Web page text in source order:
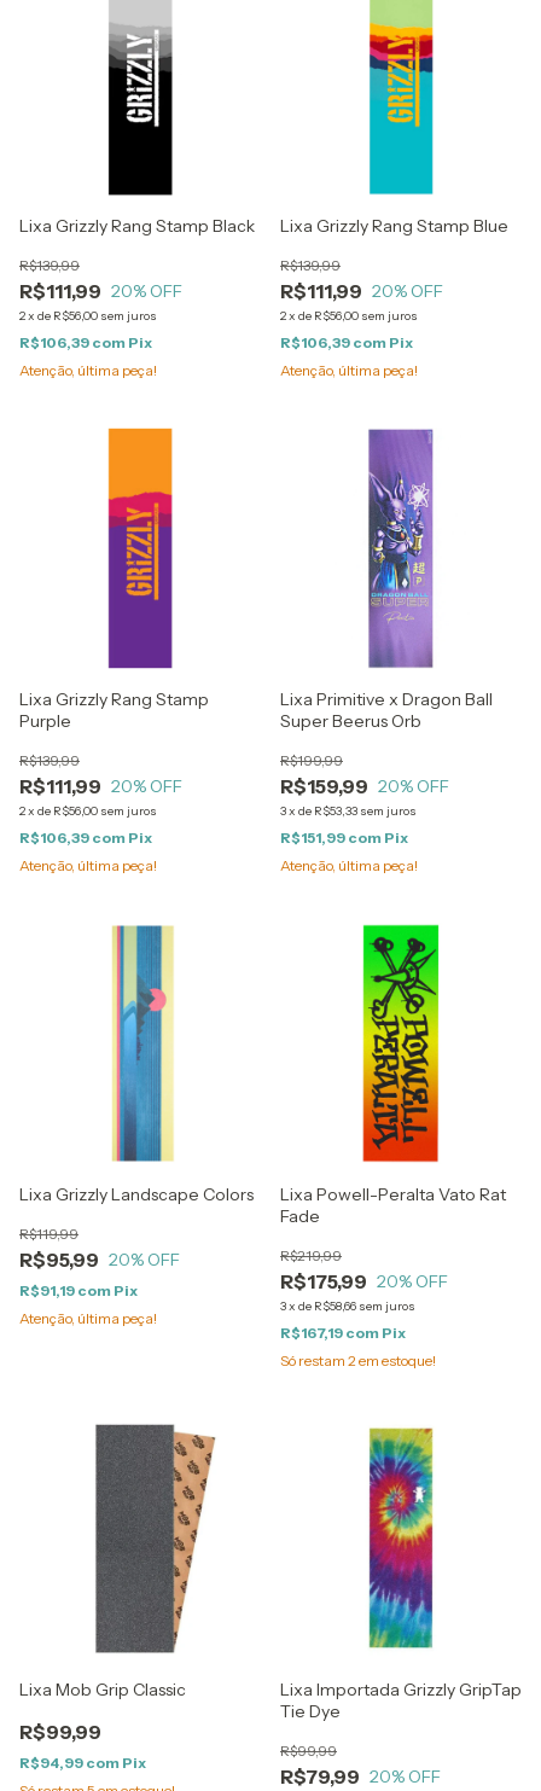
Lixa Grizzly Rang Stamp Black
R$111,99
R$139,99
20% OFF
2x de R$56,00 sem juros
R$106,39 com Pix
Atenção, última peça!
Lixa Grizzly Rang Stamp Blue
R$111,99
R$139,99
20% OFF
2x de R$56,00 sem juros
R$106,39 com Pix
Atenção, última peça!
Lixa Grizzly Rang Stamp
Purple
R$111,99
R$139,99
20% OFF
2x de R$56,00 sem juros
R$106,39 com Pix
Atenção, última peça!
Lixa Primitive x Dragon Ball
Super Beerus Orb
R$159,99
R$199,99
20% OFF
3x de R$53,33 sem juros
R$151,99 com Pix
Atenção, última peça!
Lixa Grizzly Landscape Colors
R$95,99
R$119,99
20% OFF
R$91,19 com Pix
Atenção, última peça!
Lixa Powell-Peralta Vato Rat
Fade
R$175,99
R$219,99
20% OFF
3x de R$58,66 sem juros
R$167,19 com Pix
Só restam 2em estoque!
Lixa Mob Grip Classic
R$99,99
R$94,99 com Pix
Lixa Importada Grizzly GripTap
Tie Dye
R$79,99
R$99,99
20% OFF